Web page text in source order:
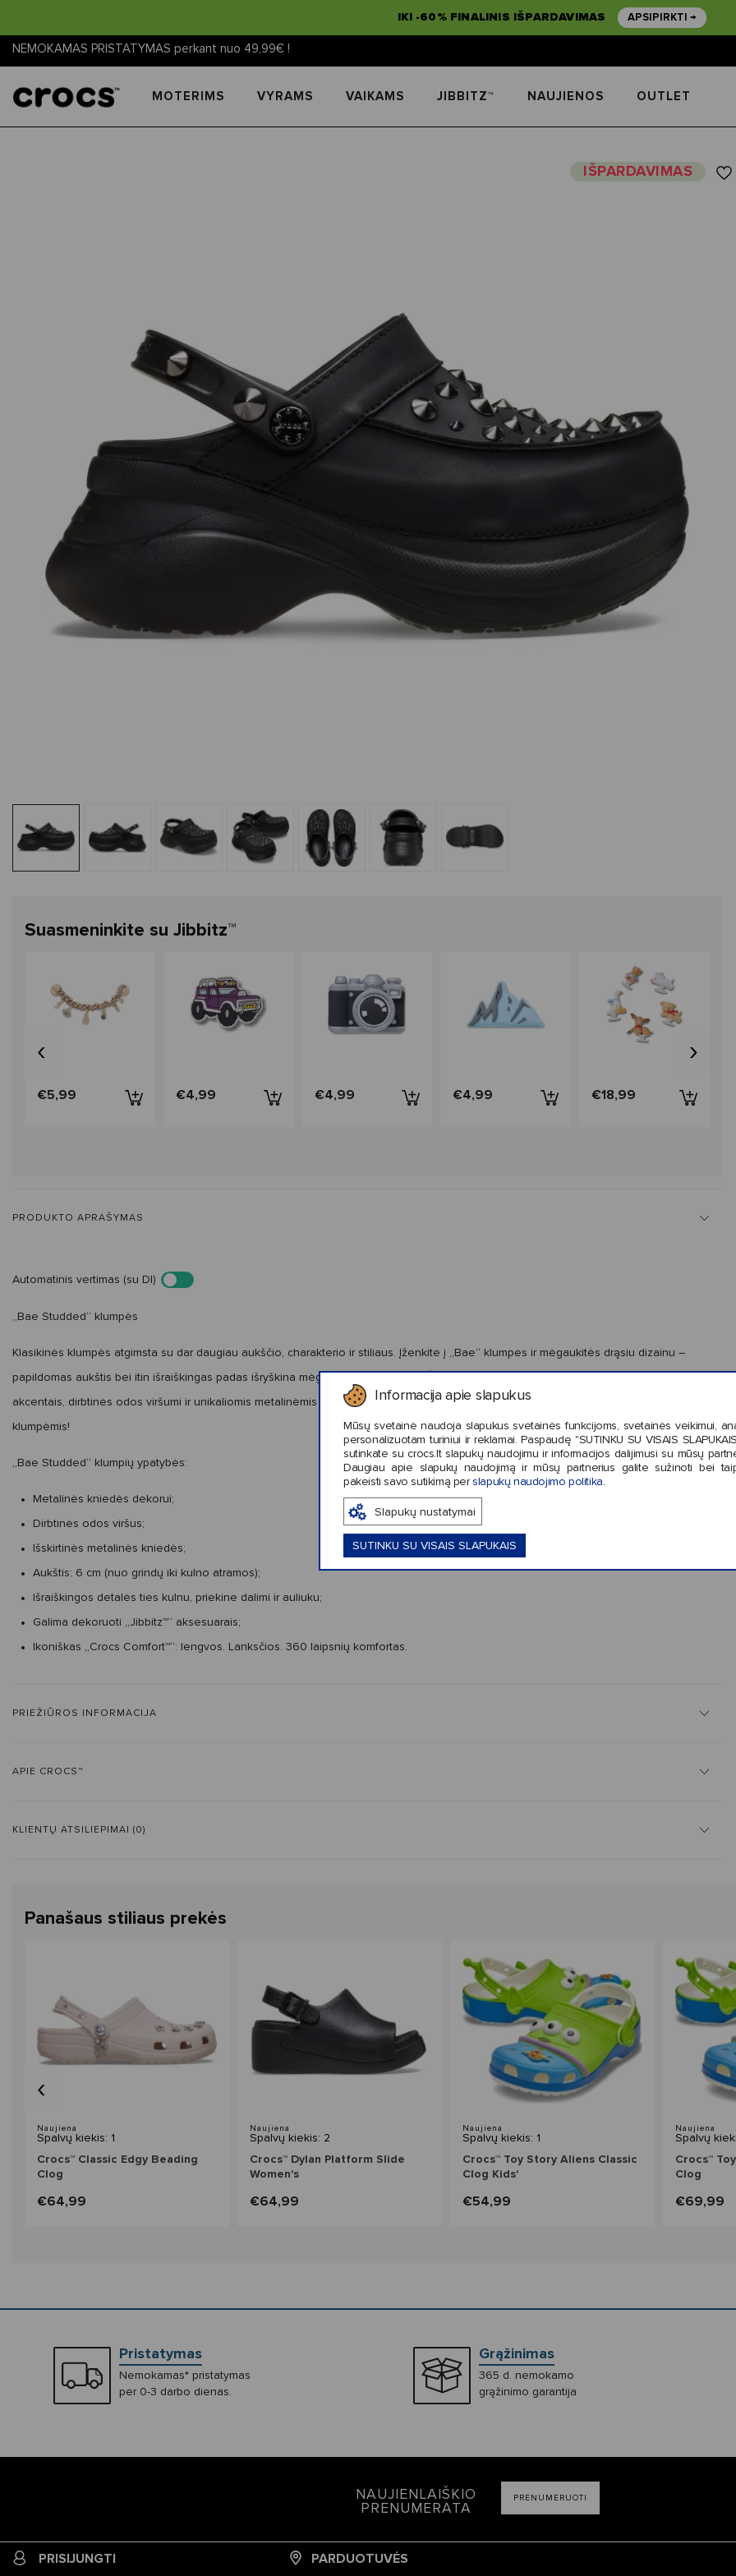
IKI -60% FINALINIS IŠPARDAVIMAS APSIPIRKTI →
NEMOKAMAS PRISTATYMAS perkant nuo 49,99€ !
MOTERIMS VYRAMS VAIKAMS JIBBITZ™ NAUJIENOS OUTLET
Informacija apie slapukus
Mūsų svetainė naudoja slapukus svetainės funkcijoms, svetainės veikimui,
personalizuotam turiniui ir reklamai. Paspaudę "SUTINKU SU VISAIS
sutinkate su crocs.lt slapukų naudojimu ir informacijos dalijimusi su mūsų
Daugiau apie slapukų naudojimą ir mūsų partnerius galite sužinoti bei
pakeisti savo sutikimą per slapukų naudojimo politika.
Slapukų nustatymai
SUTINKU SU VISAIS SLAPUKAIS
IŠPARDAVIMAS
Suasmeninkite su Jibbitz™
€5,99 €4,99 €4,99 €4,99 €18,99
‹ ›
PRODUKTO APRAŠYMAS
Automatinis vertimas (su DI)
„Bae Studded“ klumpės
Klasikinės klumpės atgimsta su dar daugiau aukščio, charakterio ir stiliaus. Įženkite į „Bae“ klumpes ir mėgaukitės drąsiu dizainu –
papildomas aukštis bei itin išraiškingas padas išryškina mėgstamą viršutinę dalį. Šis stilingas modelis dekoruotas metaliniais kniedžių
akcentais, dirbtinės odos viršumi ir unikaliomis metalinėmis kniedėmis. Kai norisi išsiskirti – darykite tai drąsiai su „Bae Studded“
klumpėmis!
„Bae Studded“ klumpių ypatybės:
Metalinės kniedės dekorui;
Dirbtinės odos viršus;
Išskirtinės metalinės kniedės;
Aukštis: 6 cm (nuo grindų iki kulno atramos);
Išraiškingos detalės ties kulnu, priekine dalimi ir auliuku;
Galima dekoruoti „Jibbitz™“ aksesuarais;
Ikoniškas „Crocs Comfort™“: lengvos. Lanksčios. 360 laipsnių komfortas.
PRIEŽIŪROS INFORMACIJA
APIE CROCS™
KLIENTŲ ATSILIEPIMAI (0)
Panašaus stiliaus prekės
Naujiena
Spalvų kiekis: 1
Crocs™ Classic Edgy Beading
Clog
€64,99
Naujiena
Spalvų kiekis: 2
Crocs™ Dylan Platform Slide
Women's
€64,99
Naujiena
Spalvų kiekis: 1
Crocs™ Toy Story Aliens Classic
Clog Kids'
€54,99
Naujiena
Spalvų
Crocs™
Clog
€69,99
‹
Pristatymas
Nemokamas* pristatymas
per 0-3 darbo dienas.
Grąžinimas
365 d. nemokamo
grąžinimo garantija
NAUJIENLAIŠKIO
PRENUMERATA
PRENUMERUOTI
PRISIJUNGTI PARDUOTUVĖS